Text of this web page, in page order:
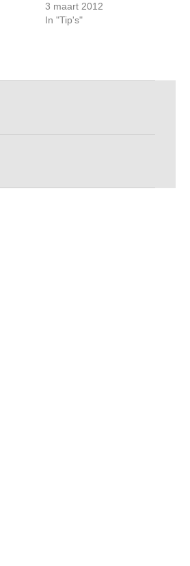
3 maart 2012
In "Tip's"